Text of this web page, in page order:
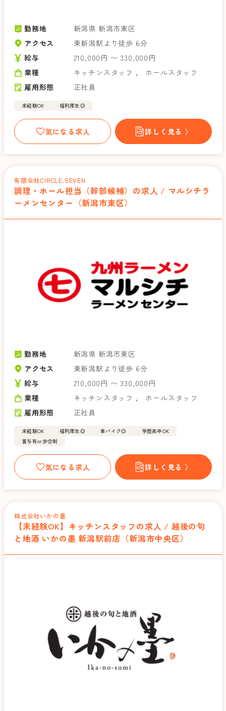
勤務地
新潟県 新潟市東区
アクセス
東新潟駅より徒歩 6分
給与
210,000円 〜 330,000円
業種
キッチンスタッフ ，
ホールスタッフ
雇用形態
正社員
未経験OK 福利厚生◎
気になる求人 詳しく見る 〉
有限会社CIRCLE.SEVEN
調理・ホール担当（幹部候補）の求人 / マルシチラ
ーメンセンター（新潟市東区）
勤務地
新潟県 新潟市東区
アクセス
東新潟駅より徒歩 6分
給与
210,000円 〜 330,000円
業種
キッチンスタッフ ，
ホールスタッフ
雇用形態
正社員
未経験OK 福利厚生◎ 車バイク◎
学歴高卒OK
賞与有or歩合制
気になる求人 詳しく見る 〉
株式会社いかの墨
【未経験OK】キッチンスタッフの求人 / 越後の旬
と地酒 いかの墨 新潟駅前店（新潟市中央区）